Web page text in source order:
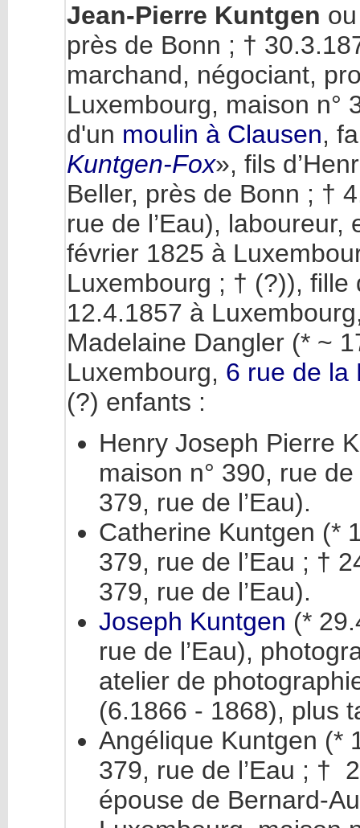
Jean-Pierre Kuntgen
près de Bonn ; †
marchand, négociant,
Luxembourg, maison n°
d'un moulin à Clausen,
Kuntgen-Fox», fils
Beller, près de Bonn ; †
rue de l’Eau), laboureur,
février 1825 à
Luxembourg ; † (?)), fille
12.4.1857 à
Madelaine Dangler (* ~
Luxembourg, 6 rue de la
(?) enfants :
Henry Joseph Pierre
maison n° 390, rue
379, rue de l’Eau).
Catherine Kuntgen (*
379, rue de l’Eau ; †
379, rue de l’Eau).
Joseph Kuntgen (*
rue de l’Eau),
atelier de
(6.1866 - 1868), plus
Angélique Kuntgen (*
379, rue de l’Eau ; †
épouse de Bernard-